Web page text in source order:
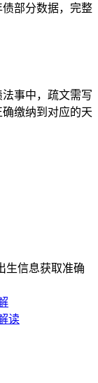
债部分数据，完整
事中，疏文需写
缴纳到对应的天
生信息获取准确
读